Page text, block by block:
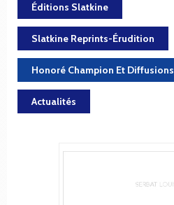
Éditions Slatkine
Slatkine Reprints-Érudition
Honoré Champion Et Diffusions
Actualités